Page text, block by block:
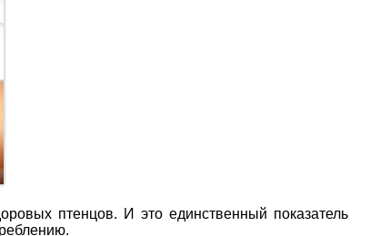
птенцов. И это единственный показатель